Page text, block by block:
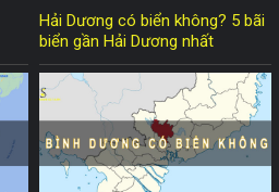
Hải Dương có biển không? 5 bãi
biển gần Hải Dương nhất